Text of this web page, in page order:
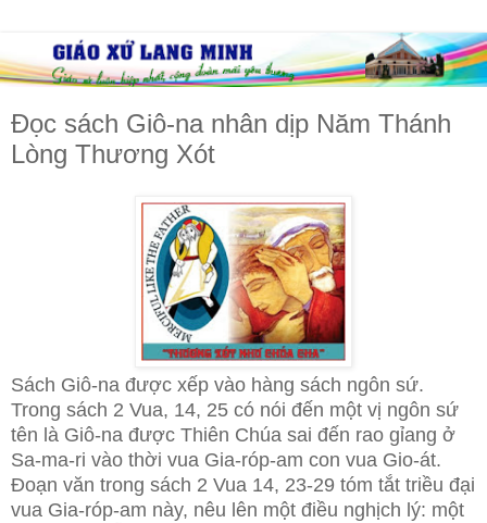
Đọc sách Giô-na nhân dịp Năm Thánh
Lòng Thương Xót
Sách Giô-na được xếp vào hàng sách ngôn sứ.
Trong sách 2 Vua, 14, 25 có nói đến một vị ngôn sứ
tên là Giô-na được Thiên Chúa sai đến rao gỉang ở
Sa-ma-ri vào thời vua Gia-róp-am con vua Gio-át.
Đoạn văn trong sách 2 Vua 14, 23-29 tóm tắt triều đại
vua Gia-róp-am này, nêu lên một điều nghịch lý: một